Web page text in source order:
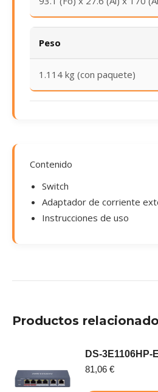
Peso
1.114 kg (con paquete)
Contenido
Switch
Adaptador de corriente
Instrucciones de uso
Productos
DS-3E1106HP-EI
81,06 €